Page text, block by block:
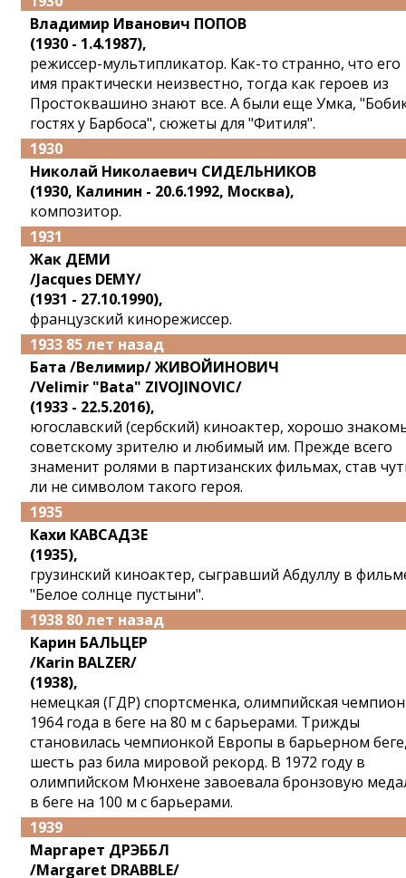
Владимир Иванович ПОПОВ
(1930 - 1.4.1987),
режиссер-мультипликатор. Как-то странно, что его
имя практически неизвестно, тогда как героев из
Простоквашино знают все. А были еще Умка,
гостях у Барбоса", сюжеты для "Фитиля".
1930
Николай Николаевич СИДЕЛЬНИКОВ
(1930, Калинин - 20.6.1992, Москва),
композитор.
1931
Жак ДЕМИ
/Jacques DEMY/
(1931 - 27.10.1990),
французский кинорежиссер.
1933 85 лет назад
Бата /Велимир/ ЖИВОЙИНОВИЧ
/Velimir "Bata" ZIVOJINOVIC/
(1933 - 22.5.2016),
югославский (сербский) киноактер, хорошо
советскому зрителю и любимый им. Прежде всего
знаменит ролями в партизанских фильмах, став
ли не символом такого героя.
1935
Кахи КАВСАДЗЕ
(1935),
грузинский киноактер, сыгравший Абдуллу в
"Белое солнце пустыни".
1938 80 лет назад
Карин БАЛЬЦЕР
/Karin BALZER/
(1938),
немецкая (ГДР) спортсменка, олимпийская
1964 года в беге на 80 м с барьерами. Трижды
становилась чемпионкой Европы в барьерном
шесть раз била мировой рекорд. В 1972 году в
олимпийском Мюнхене завоевала бронзовую
в беге на 100 м с барьерами.
1939
Маргарет ДРЭББЛ
/Margaret DRABBLE/